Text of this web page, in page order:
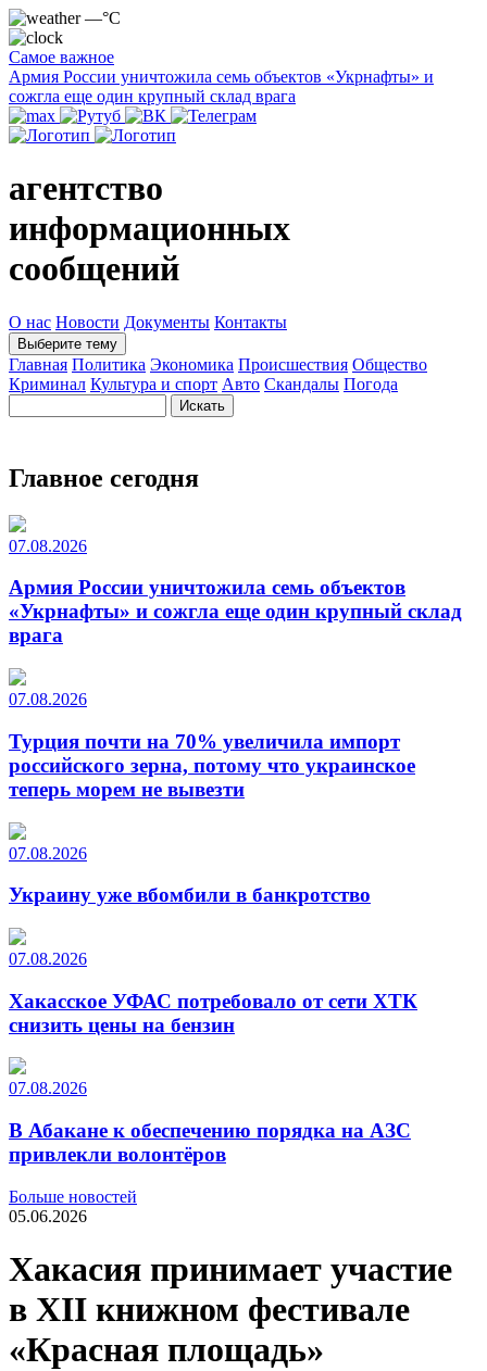
—°C
Самое важное
Армия России уничтожила семь объектов «Укрнафты» и
сожгла еще один крупный склад врага
агентство
информационных
сообщений
О нас Новости Документы Контакты
Выберите тему
Главная Политика Экономика Происшествия Общество
Криминал Культура и спорт Авто Скандалы Погода
Главное сегодня
07.08.2026
Армия России уничтожила семь объектов
«Укрнафты» и сожгла еще один крупный склад
врага
07.08.2026
Турция почти на 70% увеличила импорт
российского зерна, потому что украинское
теперь морем не вывезти
07.08.2026
Украину уже вбомбили в банкротство
07.08.2026
Хакасское УФАС потребовало от сети ХТК
снизить цены на бензин
07.08.2026
В Абакане к обеспечению порядка на АЗС
привлекли волонтёров
Больше новостей
05.06.2026
Хакасия принимает участие
в XII книжном фестивале
«Красная площадь»